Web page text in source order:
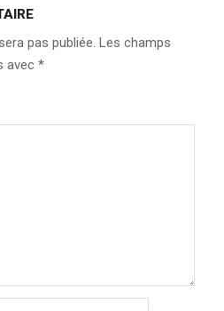
pas publiée. Les champs
avec *